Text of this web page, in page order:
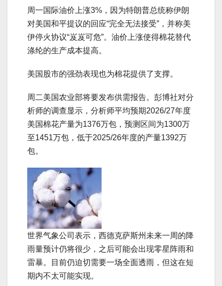
周一国际油价上涨3%，因为特朗普总统称伊朗
对美国和平提议的回应“完全无法接受”，并称美
伊停火协议“岌岌可危”。油价上涨使得棉花替代
涤纶的生产成本提高。
美国股市的强劲表现也为棉花提供了支撑。
周二美国农业部将要发布供需报告。彭博社对分
析师的调查显示，分析师平均预期2026/27年度
美国棉花产量为1376万包，预测区间为1300万
至1451万包，低于2025/26年度的产量1392万
包。
世界气象公司表示，西德克萨斯州未来一周的降
雨量预计仍将很少，之后可能会出现零星阵雨和
雷暴。目前仍迫切需要一场全面透雨，但这在短
期内不太可能实现。